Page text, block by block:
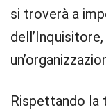
si troverà a
Rispettando la